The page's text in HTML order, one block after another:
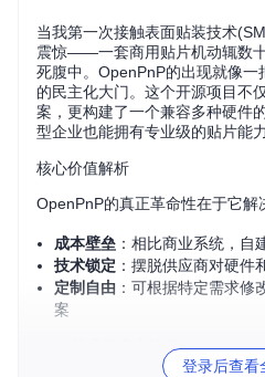
当我第一次接触表面贴装技术
震惊——一套商用贴片机动辄数
死腹中。OpenPnP的出现就像一
的民主化大门。这个开源项目不
案，更构建了一个兼容多种硬件
型企业也能拥有专业级的贴片能力
核心价值解析
OpenPnP的真正革命性在于它解
成本壁垒 ：相比商业系统，自
技术锁定 ：摆脱供应商对硬件
定制自由 ：可根据特定需求修
案
技术探索者笔记：OpenPnP
有创新都能回馈社区。这种开
登录后查看